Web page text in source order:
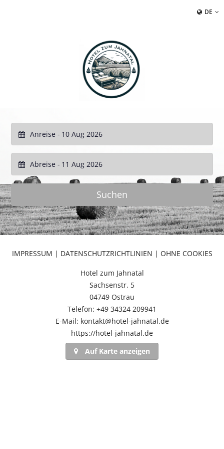
DE
Anreise -
Abreise -
IMPRESSUM | DATENSCHUTZRICHTLINIEN | OHNE COOKIES
Hotel zum Jahnatal
Sachsenstr. 5
04749 Ostrau
Telefon: +49 34324 209941
E-Mail: kontakt@hotel-jahnatal.de
https://hotel-jahnatal.de
Auf Karte anzeigen